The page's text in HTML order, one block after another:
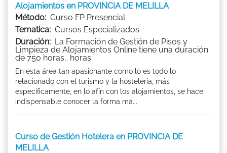
Alojamientos en PROVINCIA DE MELILLA
Método: Curso FP Presencial
Tematica: Cursos Especializados
Duración: La Formación de Gestión de Pisos y
Limpieza de Alojamientos Online tiene una duración
de 750 horas,. horas
En esta área tan apasionante como lo es todo lo
relacionado con el turismo y la hostelería, más
específicamente, en lo afín con los alojamientos, se hace
indispensable conocer la forma má...
Curso de Gestión Hotelera en PROVINCIA DE
MELILLA